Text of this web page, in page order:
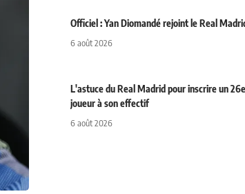
Officiel : Yan Diomandé rejoint le Real
6 août 2026
L'astuce du Real Madrid pour inscrire un 26e
joueur à son effectif
6 août 2026